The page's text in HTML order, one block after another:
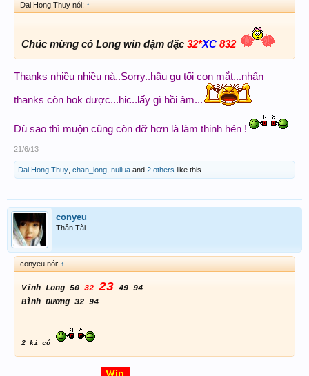
Dai Hong Thuy nói: ↑
Chúc mừng cô Long win đậm đặc 32*XC 832
Thanks nhiều nhiều nà..Sorry..hầu gụ tối con mắt...nhấn
thanks còn hok được...hic..lấy gì hồi âm...
Dù sao thì muộn cũng còn đỡ hơn là làm thinh hén !
21/6/13
Dai Hong Thuy chan_long nuilua and 2 others like this.
conyeu
Thần Tài
conyeu nói: ↑
Vĩnh Long 50 32 23 49 94
Bình Dương 32 94
2 ki có